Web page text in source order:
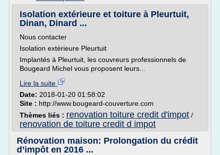
Isolation extérieure et toiture à Pleurtuit,
Dinan, Dinard ...
Nous contacter
Isolation extérieure Pleurtuit
Implantés à Pleurtuit, les couvreurs professionnels de
Bougeard Michel vous proposent leurs...
Lire la suite
Date: 2018-01-20 01:58:02
Site : http://www.bougeard-couverture.com
Thèmes liés : renovation toiture credit d'impot /
renovation de toiture credit d impot
Rénovation maison: Prolongation du crédit
d’impôt en 2016 ...